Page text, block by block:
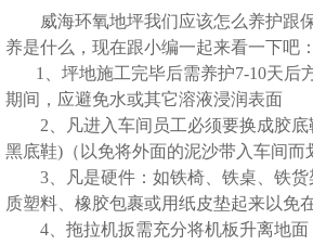
威海环氧地坪我们应该怎么养护跟
养是什么，现在跟小编一起来看一下吧：
1、坪地施工完毕后需养护7-10天后
期间，应避免水或其它溶液浸润表面
2、凡进入车间员工必须要换成胶底
黑底鞋)（以免将外面的泥沙带入车间而
3、凡是硬件：如铁椅、铁桌、铁货
质塑料、橡胶包裹或用纸皮垫起来以免
4、拖拉机扳需充分将机板升离地面